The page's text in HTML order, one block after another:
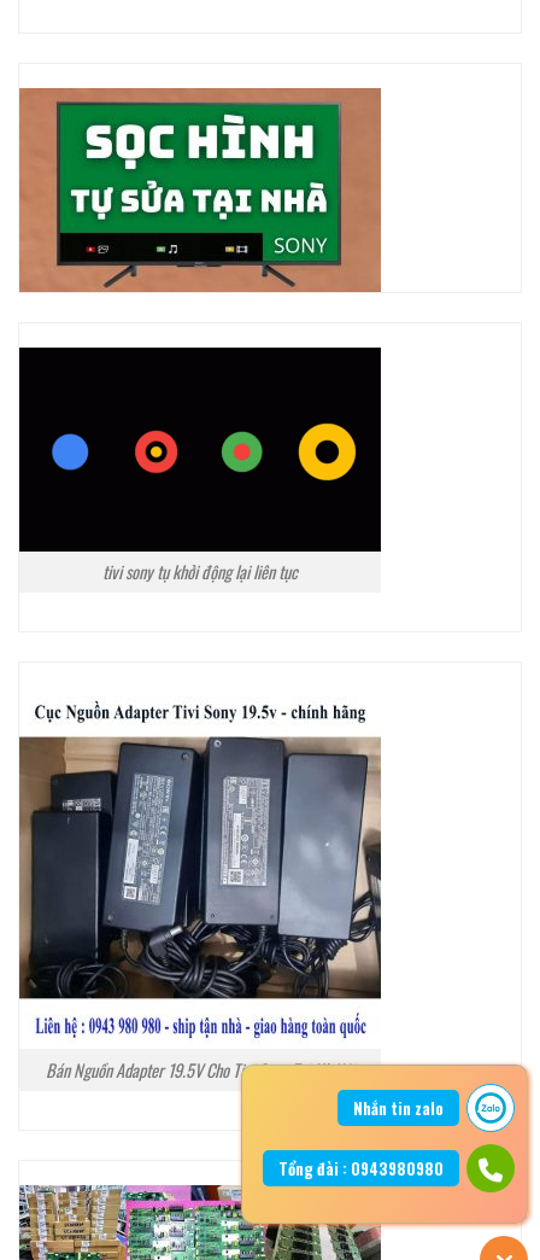
tivi sony tụ khởi động lại liên tục
Bán Nguồn Adapter 19.5V Cho Tivi Sony Tại Hà Nội
Nhắn tin zalo
Tổng đài : 0943980980